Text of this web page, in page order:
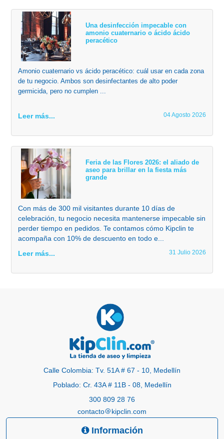
Una desinfección impecable con
amonio cuaternario o ácido ácido
peracético
Amonio cuaternario vs ácido peracético: cuál usar en cada zona
de tu negocio. Ambos son desinfectantes de alto poder
germicida, pero no cumplen ...
Leer más... 04 Agosto 2026
Feria de las Flores 2026: el aliado de
aseo para brillar en la fiesta más
grande
Con más de 300 mil visitantes durante 10 días de
celebración, tu negocio necesita mantenerse impecable sin
perder tiempo en pedidos. Te contamos cómo Kipclin te
acompaña con 10% de descuento en todo e...
Leer más...
31 Julio 2026
Calle Colombia: Tv. 51A # 67 - 10, Medellín
Poblado: Cr. 43A # 11B - 08, Medellín
300 809 28 76
contacto
kipclin.com
Información